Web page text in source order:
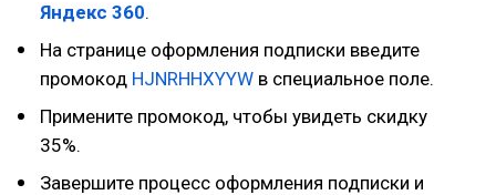
Яндекс 360.
На странице оформления подписки введите
промокод HJNRHHXYYW в специальное поле.
Примените промокод, чтобы увидеть скидку
35%.
Завершите процесс оформления подписки и